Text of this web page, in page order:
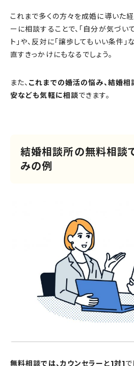
これまで多くの方々を成婚に導いた
ーに相談することで、「自分が気づい
ト」や、反対に「譲歩してもいい条件
直すきっかけにもなるでしょう。
また、 これまでの婚活の悩み、結婚
安なども気軽に相談できます。
結婚相談所の無料相談
みの例
無料相談では、カウンセラーと1対1